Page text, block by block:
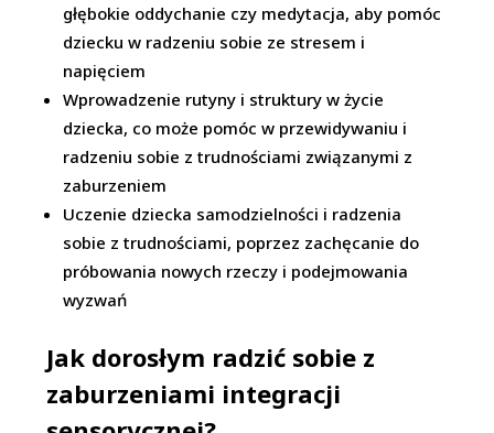
głębokie oddychanie czy medytacja, aby pomóc
dziecku w radzeniu sobie ze stresem i
napięciem
Wprowadzenie rutyny i struktury w życie
dziecka, co może pomóc w przewidywaniu i
radzeniu sobie z trudnościami związanymi z
zaburzeniem
Uczenie dziecka samodzielności i radzenia
sobie z trudnościami, poprzez zachęcanie do
próbowania nowych rzeczy i podejmowania
wyzwań
Jak dorosłym radzić sobie z
zaburzeniami integracji